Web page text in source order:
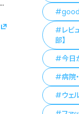
レビ
部】
今日
病院
ウェ